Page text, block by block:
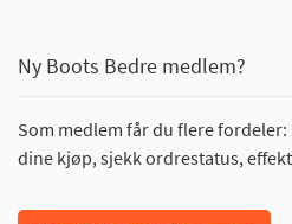
Ny Boots Bedre medlem?
Som medlem får du flere
dine kjøp, sjekk ordrestatus,